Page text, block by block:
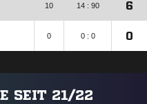
10 14 : 90 6
0 0 : 0 0
SEIT 21/22